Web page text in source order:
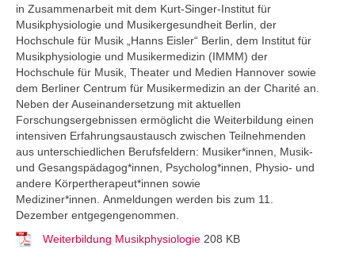
in Zusammenarbeit mit dem Kurt-Singer-Institut für
Musikphysiologie und Musikergesundheit Berlin, der
Hochschule für Musik „Hanns Eisler“ Berlin, dem Institut für
Musikphysiologie und Musikermedizin (IMMM) der
Hochschule für Musik, Theater und Medien Hannover sowie
dem Berliner Centrum für Musikermedizin an der Charité an.
Neben der Auseinandersetzung mit aktuellen
Forschungsergebnissen ermöglicht die Weiterbildung einen
intensiven Erfahrungsaustausch zwischen Teilnehmenden
aus unterschiedlichen Berufsfeldern: Musiker*innen, Musik-
und Gesangspädagog*innen, Psycholog*innen, Physio- und
andere Körpertherapeut*innen sowie
Mediziner*innen. Anmeldungen werden bis zum 11.
Dezember entgegengenommen.
Weiterbildung Musikphysiologie 208 KB